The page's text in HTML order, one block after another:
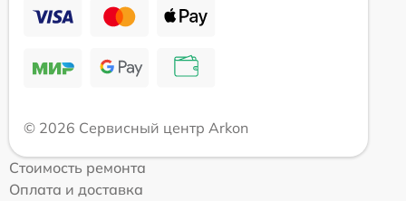
© 2026 Сервисный центр Arkon
Стоимость ремонта
Оплата и доставка